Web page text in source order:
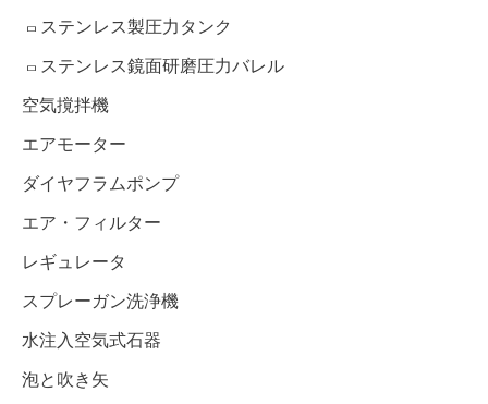
ステンレス製圧力タンク
ステンレス鏡面研磨圧力バレル
空気撹拌機
エアモーター
ダイヤフラムポンプ
エア・フィルター
レギュレータ
スプレーガン洗浄機
水注入空気式石器
泡と吹き矢